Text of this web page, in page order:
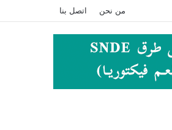
من نحن اتصل بنا